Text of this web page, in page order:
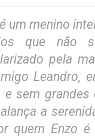
um menino
que não
pela
Leandro,
sem grandes
a
quem Enzo